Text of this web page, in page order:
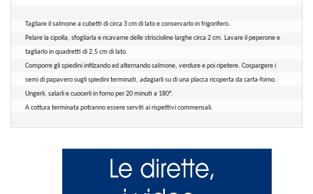
Tagliare il salmone a cubetti di circa 3 cm di lato e conservarlo in frigorifero.
Pelare la cipolla, sfogliarla e ricavarne delle striscioline larghe circa 2 cm. Lavare il peperone e
tagliarlo in quadretti di 2,5 cm di lato.
Comporre gli spiedini infilzando ed alternando salmone, verdure e poi ripetere. Cospargere i
semi di papavero sugli spiedini terminati, adagiarli su di una placca ricoperta da carta-forno.
Ungerli, salarli e cuocerli in forno per 20 minuti a 180°.
A cottura terminata potranno essere serviti ai rispettivi commensali.